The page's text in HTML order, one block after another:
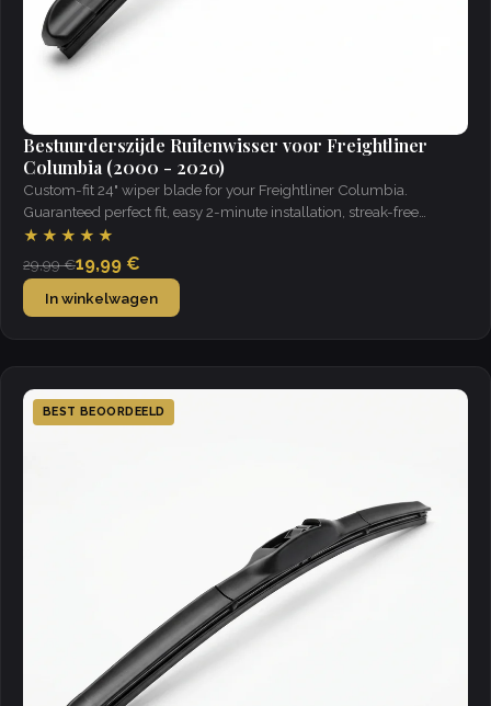
Bestuurderszijde Ruitenwisser voor Freightliner
Columbia (2000 - 2020)
Custom-fit 24" wiper blade for your Freightliner Columbia.
Guaranteed perfect fit, easy 2-minute installation, streak-free
visibility in all weather.
★★★★★
29,99 €19,99 €
In winkelwagen
BEST BEOORDEELD